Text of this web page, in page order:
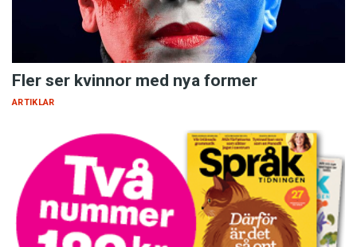
Fler ser kvinnor med nya former
ARTIKLAR